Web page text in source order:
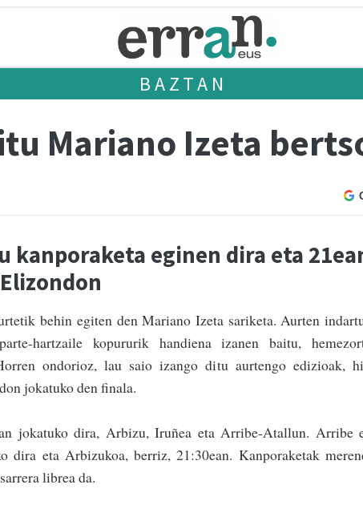
BAZTAN
Mariano Izeta
kanporaketa eginen dira eta
behin egiten den Mariano Izeta sariketa. Aurten
hartzaile kopururik handiena izanen baitu,
ondorioz, lau saio izango ditu aurtengo edizioak,
jokatuko den finala.
jokatuko dira, Arbizu, Iruñea eta Arribe-Atallun. Arribe
dira eta Arbizukoa, berriz, 21:30ean. Kanporaketak
librea da.